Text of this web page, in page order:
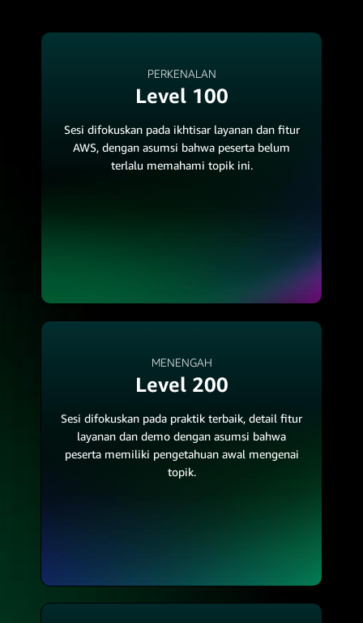
PERKENALAN
Level 100
Sesi difokuskan pada ikhtisar layanan dan fitur
AWS, dengan asumsi bahwa peserta belum
terlalu memahami topik ini.
MENENGAH
Level 200
Sesi difokuskan pada praktik terbaik, detail fitur
layanan dan demo dengan asumsi bahwa
peserta memiliki pengetahuan awal mengenai
topik.